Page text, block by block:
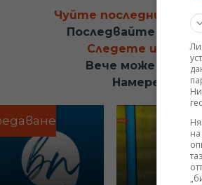
Чуйте последните
Последвайте ни
Следете и
Вече може да ни
Намерете